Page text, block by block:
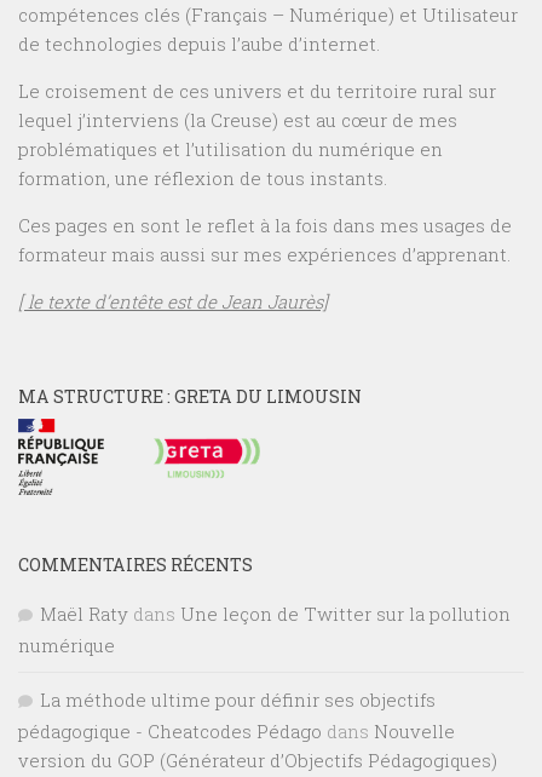
compétences clés (Français – Numérique) et Utilisateur
de technologies depuis l’aube d’internet.
Le croisement de ces univers et du territoire rural sur
lequel j’interviens (la Creuse) est au cœur de mes
problématiques et l’utilisation du numérique en
formation, une réflexion de tous instants.
Ces pages en sont le reflet à la fois dans mes usages de
formateur mais aussi sur mes expériences d’apprenant.
[ le texte d’entête est de Jean Jaurès]
MA STRUCTURE : GRETA DU LIMOUSIN
COMMENTAIRES RÉCENTS
Maël Raty dans Une leçon de Twitter sur la pollution
numérique
La méthode ultime pour définir ses objectifs
pédagogique - Cheatcodes Pédago dans Nouvelle
version du GOP (Générateur d’Objectifs Pédagogiques)